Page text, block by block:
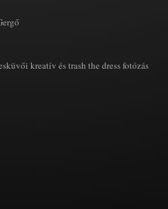
kreatív és trash the dress fotózás